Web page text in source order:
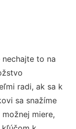
nechajte to na
radi, ak sa k
sa snažíme
miere,